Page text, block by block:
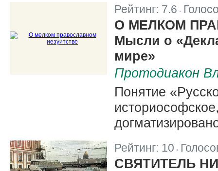
Рейтинг: 7.6 |
О МЕЛКОМ
Мысли о
мире»
Протодиакон
Понятие
Рейтинг: 10 |
СВЯТИТЕЛЬ